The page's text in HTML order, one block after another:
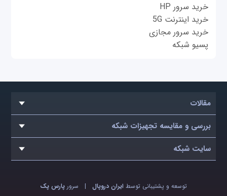
خرید سرور HP
خرید اینترنت 5G
خرید سرور مجازی
پسیو شبکه
مقالات
بررسی و مقایسه تجهیزات شبکه
سایت شبکه
توسعه و پشتیبانی توسط ایران دروپال| سرور پارس پک